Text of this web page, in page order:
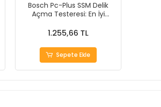
Bosch Pc-Plus SSM Delik
Açma Testeresi: En İyi
1.255,66 TL
Sepete Ekle